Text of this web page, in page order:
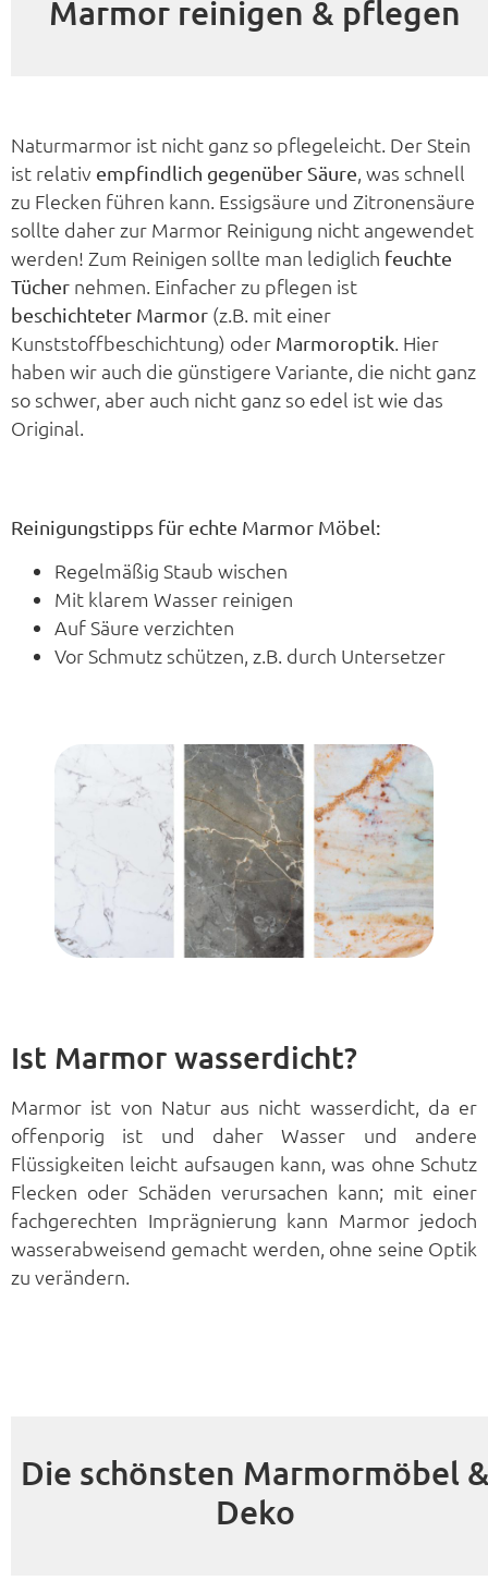
Marmor reinigen & pflegen
Naturmarmor ist nicht ganz so pflegeleicht. Der Stein
ist relativ empfindlich gegenüber Säure, was schnell
zu Flecken führen kann. Essigsäure und Zitronensäure
sollte daher zur Marmor Reinigung nicht angewendet
werden! Zum Reinigen sollte man lediglich feuchte
Tücher nehmen. Einfacher zu pflegen ist
beschichteter Marmor (z.B. mit einer
Kunststoffbeschichtung) oder Marmoroptik. Hier
haben wir auch die günstigere Variante, die nicht ganz
so schwer, aber auch nicht ganz so edel ist wie das
Original.
Reinigungstipps für echte Marmor Möbel:
Regelmäßig Staub wischen
Mit klarem Wasser reinigen
Auf Säure verzichten
Vor Schmutz schützen, z.B. durch Untersetzer
Ist Marmor wasserdicht?
Marmor ist von Natur aus nicht wasserdicht, da er
offenporig ist und daher Wasser und andere
Flüssigkeiten leicht aufsaugen kann, was ohne Schutz
Flecken oder Schäden verursachen kann; mit einer
fachgerechten Imprägnierung kann Marmor jedoch
wasserabweisend gemacht werden, ohne seine Optik
zu verändern.
Die schönsten Marmormöbel
Deko